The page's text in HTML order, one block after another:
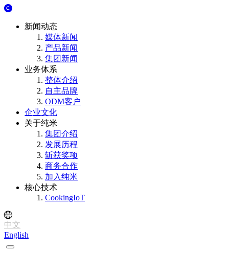
新闻动态
媒体新闻
产品新闻
集团新闻
业务体系
整体介绍
自主品牌
ODM客户
企业文化
关于纯米
集团介绍
发展历程
斩获奖项
商务合作
加入纯米
核心技术
CookingIoT
中文
English